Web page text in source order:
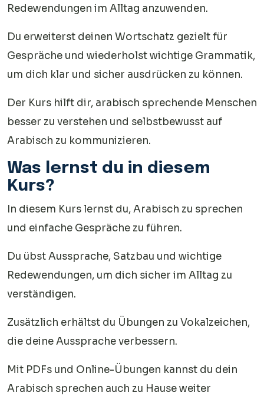
Redewendungen im Alltag anzuwenden.
Du erweiterst deinen Wortschatz gezielt für
Gespräche und wiederholst wichtige Grammatik,
um dich klar und sicher ausdrücken zu können.
Der Kurs hilft dir, arabisch sprechende Menschen
besser zu verstehen und selbstbewusst auf
Arabisch zu kommunizieren.
Was lernst du in diesem
Kurs?
In diesem Kurs lernst du, Arabisch zu sprechen
und einfache Gespräche zu führen.
Du übst Aussprache, Satzbau und wichtige
Redewendungen, um dich sicher im Alltag zu
verständigen.
Zusätzlich erhältst du Übungen zu Vokalzeichen,
die deine Aussprache verbessern.
Mit PDFs und Online-Übungen kannst du dein
Arabisch sprechen auch zu Hause weiter